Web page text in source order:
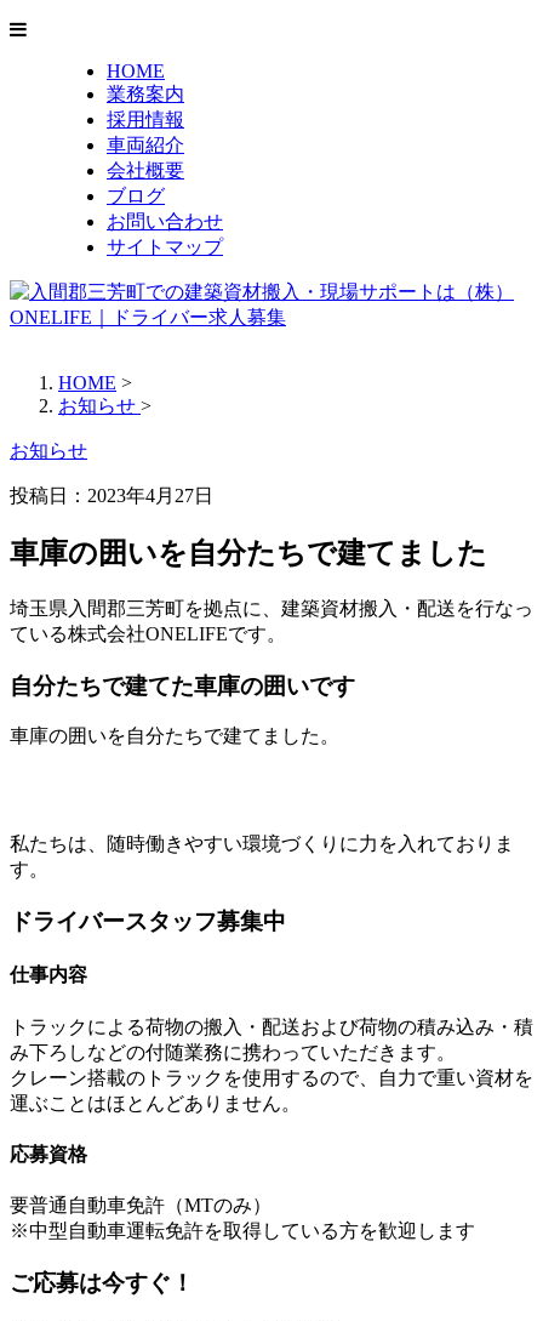
HOME
業務案内
採用情報
車両紹介
会社概要
ブログ
お問い合わせ
サイトマップ
HOME >
お知らせ >
お知らせ
投稿日：2023年4月27日
車庫の囲いを自分たちで建てました
埼玉県入間郡三芳町を拠点に、建築資材搬入・配送を行なっ
ている株式会社ONELIFEです。
自分たちで建てた車庫の囲いです
車庫の囲いを自分たちで建てました。
私たちは、随時働きやすい環境づくりに力を入れておりま
す。
ドライバースタッフ募集中
仕事内容
トラックによる荷物の搬入・配送および荷物の積み込み・積
み下ろしなどの付随業務に携わっていただきます。
クレーン搭載のトラックを使用するので、自力で重い資材を
運ぶことはほとんどありません。
応募資格
要普通自動車免許（MTのみ）
※中型自動車運転免許を取得している方を歓迎します
ご応募は今すぐ！